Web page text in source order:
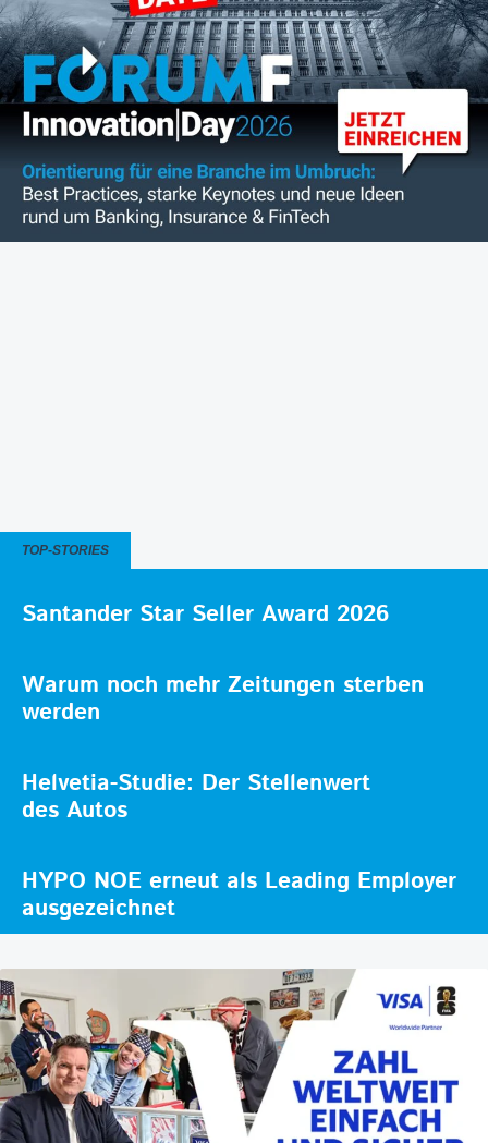
TOP-STORIES
Santander Star Seller Award 2026
Warum noch mehr Zeitungen sterben
werden
Helvetia-Studie: Der Stellenwert
des Autos
HYPO NOE erneut als Leading Employer
ausgezeichnet